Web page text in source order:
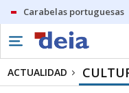
Carabelas portuguesas
ACTUALIDAD